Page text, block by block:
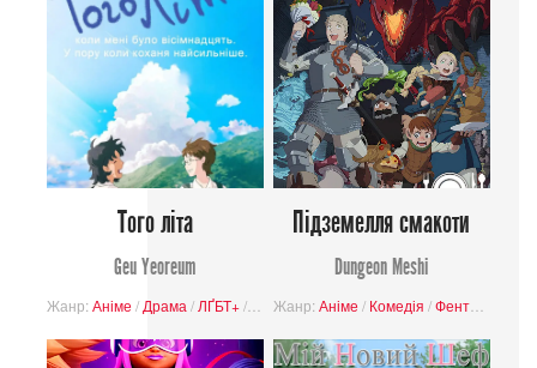
Того літа
Geu Yeoreum
Жанр: Аніме / Драма / ЛҐБТ+/ Романтика/Буденність
Підземелля смакоти
Dungeon Meshi
Жанр: Аніме / Комедія /Фентезі